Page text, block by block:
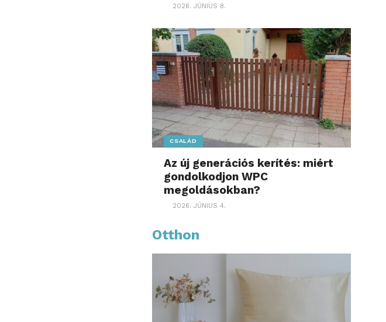
2026. JÚNIUS 8.
CSALÁD
Az új generációs kerítés: miért
gondolkodjon WPC
megoldásokban?
2026. JÚNIUS 4.
Otthon